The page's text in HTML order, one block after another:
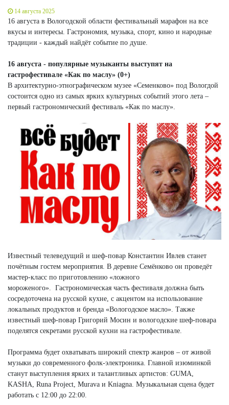
14 августа 2025
16 августа в Вологодской области фестивальный марафон на все
вкусы и интересы. Гастрономия, музыка, спорт, кино и народные
традиции - каждый найдёт событие по душе.
16 августа - популярные музыканты выступят на
гастрофестивале «Как по маслу» (0+)
В архитектурно-этнографическом музее «Семенково» под Вологдой
состоится одно из самых ярких культурных событий этого лета –
первый гастрономический фестиваль «Как по маслу».
Известный телеведущий и шеф-повар Константин Ивлев станет
почётным гостем мероприятия. В деревне Семёнково он проведёт
мастер-класс по приготовлению «ложного
мороженого». Гастрономическая часть фестиваля должна быть
сосредоточена на русской кухне, с акцентом на использование
локальных продуктов и бренда «Вологодское масло». Также
известный шеф-повар Григорий Мосин и вологодские шеф-повара
поделятся секретами русской кухни на гастрофестивале.
Программа будет охватывать широкий спектр жанров – от живой
музыки до современного фолк-электроника. Главной изюминкой
станут выступления ярких и талантливых артистов: GUMA,
KASHA, Runa Project, Murava и Kniagna. Музыкальная сцена будет
работать с 12:00 до 22:00.